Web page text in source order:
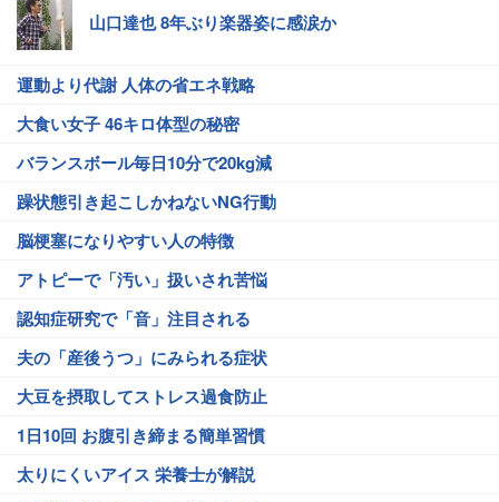
山口達也 8年ぶり楽器姿に感涙か
運動より代謝 人体の省エネ戦略
大食い女子 46キロ体型の秘密
バランスボール毎日10分で20kg減
躁状態引き起こしかねないNG行動
脳梗塞になりやすい人の特徴
アトピーで「汚い」扱いされ苦悩
認知症研究で「音」注目される
夫の「産後うつ」にみられる症状
大豆を摂取してストレス過食防止
1日10回 お腹引き締まる簡単習慣
太りにくいアイス 栄養士が解説